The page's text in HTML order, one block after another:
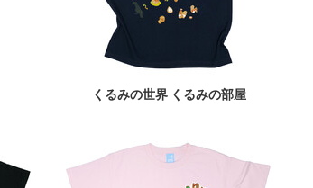
くるみの世界 くるみの部屋